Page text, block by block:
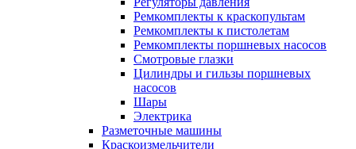
Ремкомплекты к краскопультам
Ремкомплекты к пистолетам
Ремкомплекты поршневых насосов
Смотровые глазки
Цилиндры и гильзы поршневых
насосов
Шары
Электрика
Разметочные машины
Краскоизмельчители